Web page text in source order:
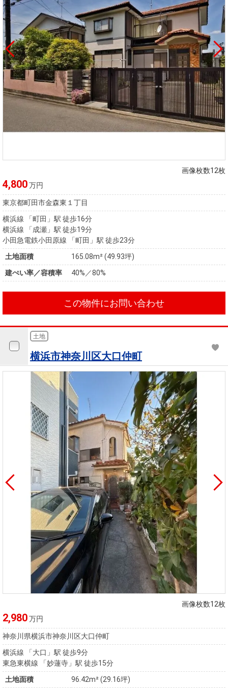
画像枚数12枚
4,800万円
東京都町田市金森東１丁目
横浜線 「町田」駅 徒歩16分
横浜線 「成瀬」駅 徒歩19分
小田急電鉄小田原線 「町田」駅 徒歩23分
土地面積
165.08m² (49.93坪)
建ぺい率／容積率
40%／80%
この物件にお問い合わせ
土地
横浜市神奈川区大口仲町
画像枚数12枚
2,980万円
神奈川県横浜市神奈川区大口仲町
横浜線 「大口」駅 徒歩9分
東急東横線 「妙蓮寺」駅 徒歩15分
土地面積
96.42m² (29.16坪)